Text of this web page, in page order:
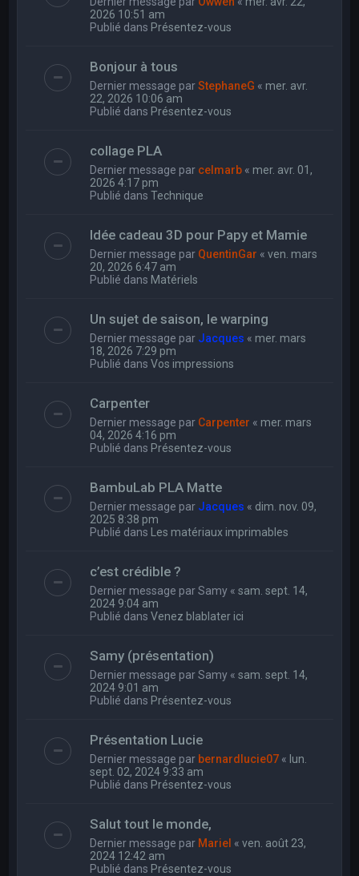
2026 10:51 am
Publié dans Présentez-vous
Bonjour à tous
Dernier message parStephaneG « mer. avr.
22, 2026 10:06 am
Publié dans Présentez-vous
collage PLA
Dernier message par celmarb « mer. avr. 01,
2026 4:17 pm
Publié dansTechnique
Idée cadeau 3D pour Papy et Mamie
Dernier message par QuentinGar «ven. mars
20, 2026 6:47 am
Publié dans Matériels
Un sujet de saison, le warping
Dernier message par Jacques « mer. mars
18, 2026 7:29 pm
Publié dansVos impressions
Carpenter
Dernier message par Carpenter « mer. mars
04, 2026 4:16 pm
Publié dans Présentez-vous
BambuLab PLA Matte
Dernier message par Jacques « dim. nov. 09,
2025 8:38 pm
Publié dans Les matériaux imprimables
c’est crédible ?
Dernier message parSamy «sam. sept. 14,
2024 9:04 am
Publié dansVenez blablater ici
Samy (présentation)
Dernier message parSamy «sam. sept. 14,
2024 9:01 am
Publié dans Présentez-vous
Présentation Lucie
Dernier message par bernardlucie07 « lun.
sept. 02, 2024 9:33 am
Publié dans Présentez-vous
Salut tout le monde,
Dernier message par Mariel «ven. août 23,
2024 12:42 am
Publié dans Présentez-vous